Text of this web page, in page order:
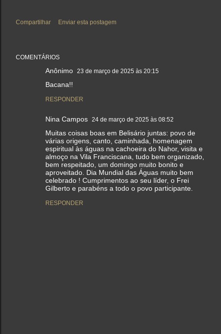
Compartilhar Enviar esta postagem
COMENTÁRIOS
Anônimo 23 de março de 2025 às 20:15
Bacana!!
RESPONDER
Nina Campos 24 de março de 2025 às 08:52
Muitas coisas boas em Belisário juntas: povo de
várias origens, canto, caminhada, homenagem
espiritual às águas na cachoeira do Nahor, visita e
almoço na Vila Franciscana, tudo bem organizado,
bem respeitado, um domingo muito bonito e
aproveitado. Dia Mundial das Águas muito bem
celebrado ! Cumprimentos ao seu líder, o Frei
Gilberto e parabéns a todo o povo participante.
RESPONDER